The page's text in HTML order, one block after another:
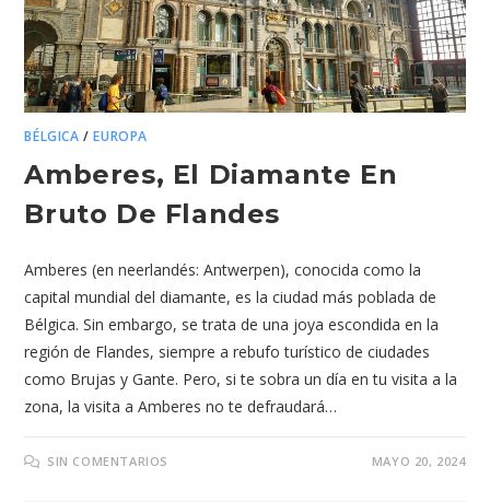
BÉLGICA /EUROPA
Amberes, El Diamante En
Bruto De Flandes
Amberes (en neerlandés: Antwerpen), conocida como la
capital mundial del diamante, es la ciudad más poblada de
Bélgica. Sin embargo, se trata de una joya escondida en la
región de Flandes, siempre a rebufo turístico de ciudades
como Brujas y Gante. Pero, si te sobra un día en tu visita a la
zona, la visita a Amberes no te defraudará…
SIN COMENTARIOS MAYO 20, 2024